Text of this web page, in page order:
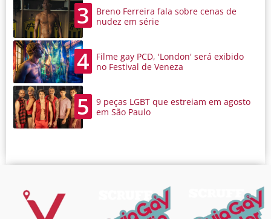
3
Breno Ferreira fala sobre cenas de
nudez em série
4
Filme gay PCD, 'London' será exibido
no Festival de Veneza
5
9 peças LGBT que estreiam em agosto
em São Paulo